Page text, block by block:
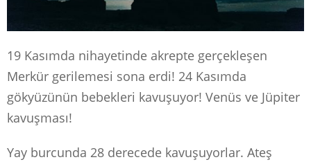
19 Kasımda nihayetinde akrepte gerçekleşen
Merkür gerilemesi sona erdi! 24 Kasımda
gökyüzünün bebekleri kavuşuyor! Venüs ve Jüpiter
kavuşması!
Yay burcunda 28 derecede kavuşuyorlar. Ateş